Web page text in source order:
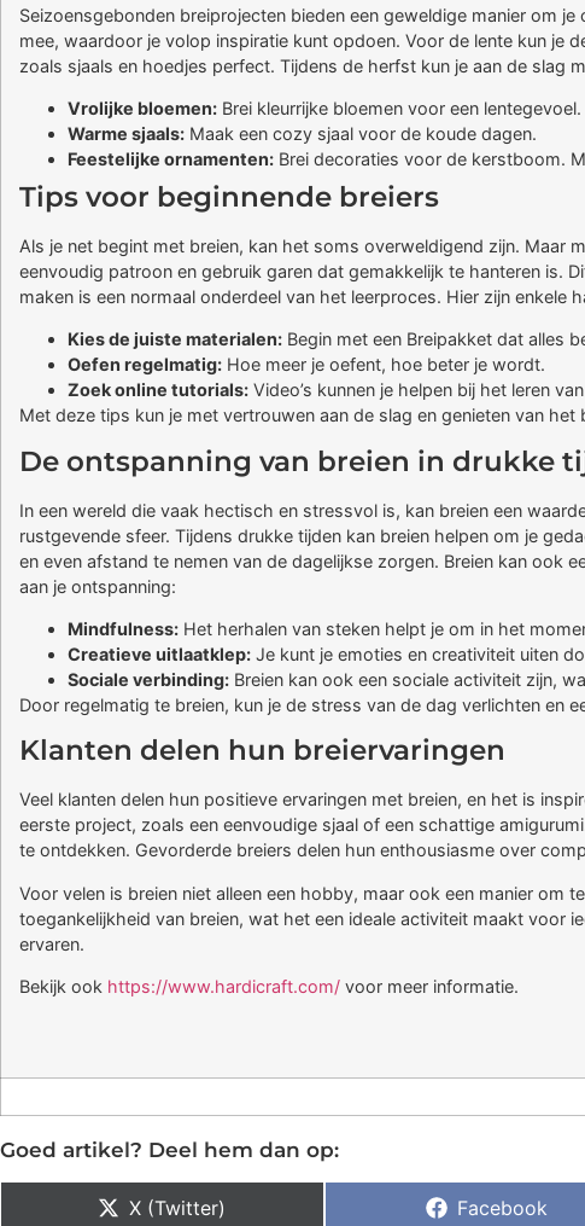
Seizoensgebonden breiprojecten bieden een geweldige manier om
mee, waardoor je volop inspiratie kunt opdoen. Voor de lente kun je
zoals sjaals en hoedjes perfect. Tijdens de herfst kun je aan de slag
Vrolijke bloemen: Brei kleurrijke bloemen voor een lentegevoel.
Warme sjaals: Maak een cozy sjaal voor de koude dagen.
Feestelijke ornamenten: Brei decoraties voor de kerstboom.
Tips voor beginnende breiers
Als je net begint met breien, kan het soms overweldigend zijn. Maar
eenvoudig patroon en gebruik garen dat gemakkelijk te hanteren is.
maken is een normaal onderdeel van het leerproces. Hier zijn enkele
Kies de juiste materialen: Begin met een Breipakket dat alles
Oefen regelmatig: Hoe meer je oefent, hoe beter je wordt.
Zoek online tutorials: Video’s kunnen je helpen bij het leren
Met deze tips kun je met vertrouwen aan de slag en genieten van het
De ontspanning van breien in drukke
In een wereld die vaak hectisch en stressvol is, kan breien een
rustgevende sfeer. Tijdens drukke tijden kan breien helpen om je
en even afstand te nemen van de dagelijkse zorgen. Breien kan ook
aan je ontspanning:
Mindfulness: Het herhalen van steken helpt je om in het
Creatieve uitlaatklep: Je kunt je emoties en creativiteit uiten
Sociale verbinding: Breien kan ook een sociale activiteit zijn,
Door regelmatig te breien, kun je de stress van de dag verlichten en
Klanten delen hun breiervaringen
Veel klanten delen hun positieve ervaringen met breien, en het is
eerste project, zoals een eenvoudige sjaal of een schattige
te ontdekken. Gevorderde breiers delen hun enthousiasme over
Voor velen is breien niet alleen een hobby, maar ook een manier om
toegankelijkheid van breien, wat het een ideale activiteit maakt voor
ervaren.
Bekijk ook https://www.hardicraft.com/ voor meer informatie.
Goed artikel? Deel hem dan op:
X (Twitter) Facebook